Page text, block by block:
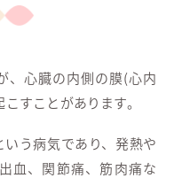
、心臓の内側の膜(心内
すことがあります。
う病気であり、発熱や
血、関節痛、筋肉痛な